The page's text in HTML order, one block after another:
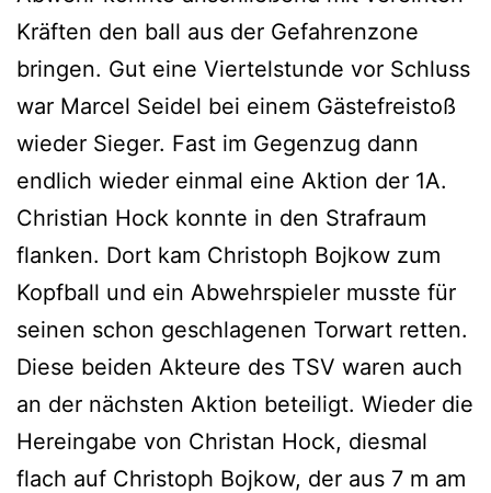
Kräften den ball aus der Gefahrenzone
bringen. Gut eine Viertelstunde vor Schluss
war Marcel Seidel bei einem Gästefreistoß
wieder Sieger. Fast im Gegenzug dann
endlich wieder einmal eine Aktion der 1A.
Christian Hock konnte in den Strafraum
flanken. Dort kam Christoph Bojkow zum
Kopfball und ein Abwehrspieler musste für
seinen schon geschlagenen Torwart retten.
Diese beiden Akteure des TSV waren auch
an der nächsten Aktion beteiligt. Wieder die
Hereingabe von Christan Hock, diesmal
flach auf Christoph Bojkow, der aus 7 m am